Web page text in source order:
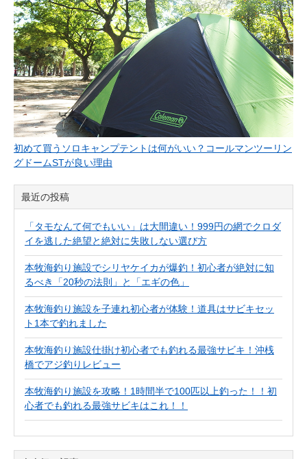
初めて買うソロキャンプテントは何がいい？コールマンツーリン
グドームSTが良い理由
最近の投稿
「タモなんて何でもいい」は大間違い！999円の網でクロダ
イを逃した絶望と絶対に失敗しない選び方
本牧海釣り施設でシリヤケイカが爆釣！初心者が絶対に知
るべき「20秒の法則」と「エギの色」
本牧海釣り施設を子連れ初心者が体験！道具はサビキセッ
ト1本で釣れました
本牧海釣り施設仕掛け初心者でも釣れる最強サビキ！沖桟
橋でアジ釣りレビュー
本牧海釣り施設を攻略！1時間半で100匹以上釣った！！初
心者でも釣れる最強サビキはこれ！！